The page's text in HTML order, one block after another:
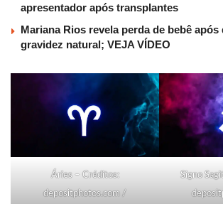
apresentador após transplantes
Mariana Rios revela perda de bebê
gravidez natural; VEJA VÍDEO
Áries – Créditos:
depositphotos.com /
Signo